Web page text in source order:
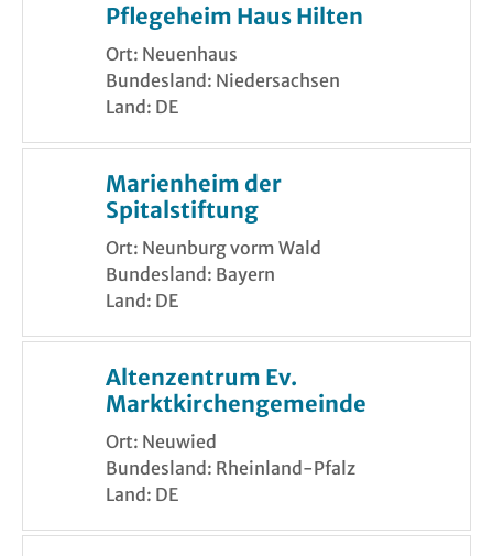
Pflegeheim Haus Hilten
Ort: Neuenhaus
Bundesland: Niedersachsen
Land: DE
Marienheim der
Spitalstiftung
Ort: Neunburg vorm Wald
Bundesland: Bayern
Land: DE
Altenzentrum Ev.
Marktkirchengemeinde
Ort: Neuwied
Bundesland: Rheinland-Pfalz
Land: DE